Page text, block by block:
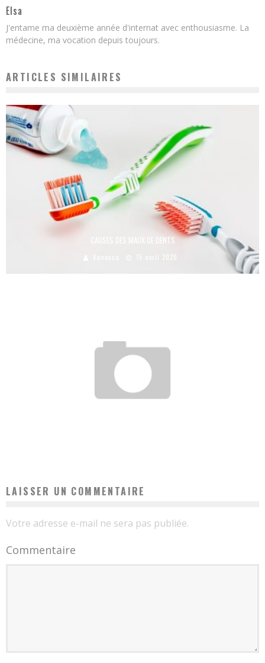
Elsa
J'entame ma deuxième année d'internat avec enthousiasme. La
médecine, ma vocation depuis toujours.
ARTICLES SIMILAIRES
CAUSES DES MAUX DE DENTS
15 avril 2020
LAISSER UN COMMENTAIRE
Votre adresse e-mail ne sera pas publiée.
Commentaire